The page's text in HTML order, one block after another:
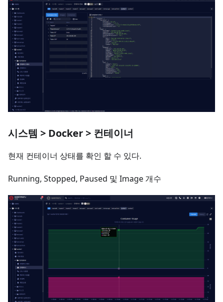
시스템 > Docker > 컨테이너
현재 컨테이너 상태를 확인 할 수 있다.
Running, Stopped, Paused 및 Image 개수